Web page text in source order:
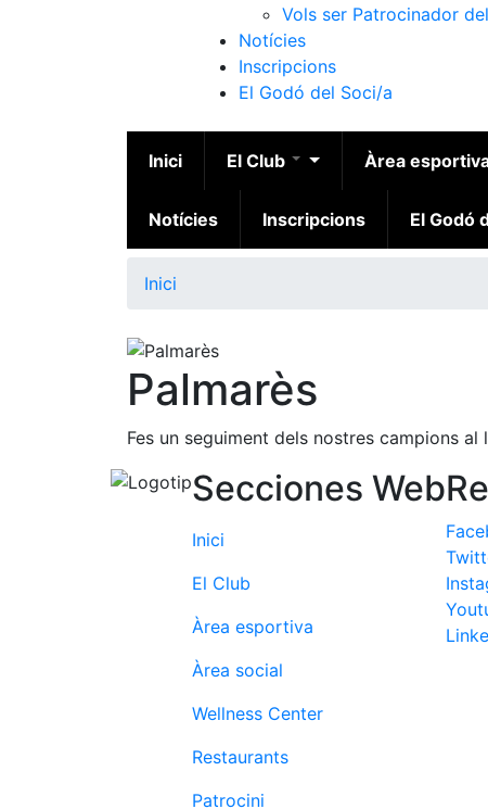
Vols ser Patrocinador
Notícies
Inscripcions
El Godó del Soci/a
Inici El Club Àrea
Notícies Inscripcions El Godó
Inici
Palmarès
Fes un seguiment dels nostres campions
Secciones Web
Inici
El Club
Àrea esportiva
Àrea social
Wellness Center
Restaurants
Patrocini